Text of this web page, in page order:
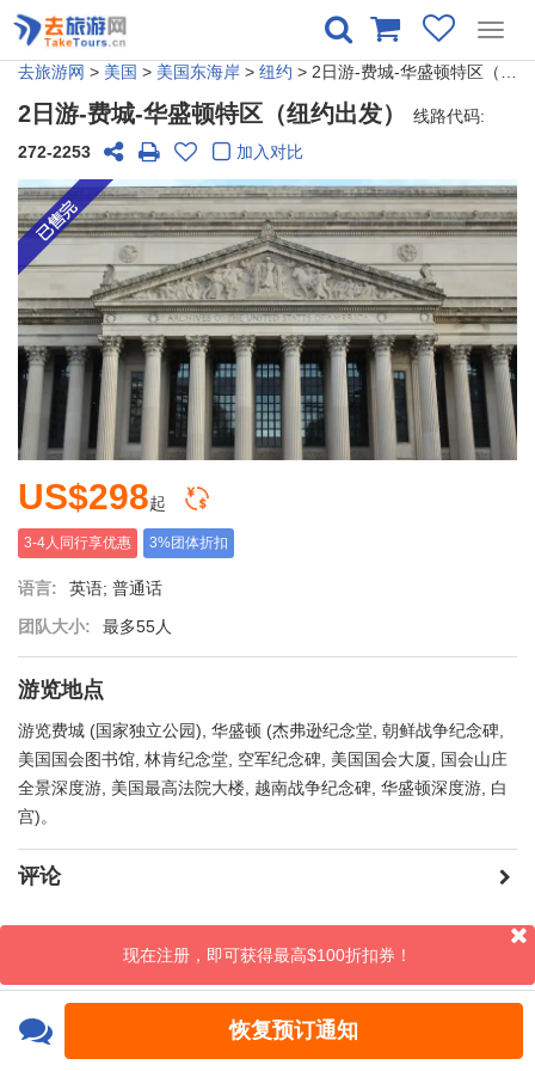
去旅游网 > 美国 > 美国东海岸 > 纽约 > 2日游-费城-华盛顿特区（纽约出发）
2日游-费城-华盛顿特区（纽约出发）
线路代码:
272-2253
加入对比
US$298起
3-4人同行享优惠 3%团体折扣
语言:
英语; 普通话
团队大小:
最多55人
游览地点
游览费城 (国家独立公园), 华盛顿 (杰弗逊纪念堂, 朝鲜战争纪念碑,
美国国会图书馆, 林肯纪念堂, 空军纪念碑, 美国国会大厦, 国会山庄
全景深度游, 美国最高法院大楼, 越南战争纪念碑, 华盛顿深度游, 白
宫)。
评论
恢复预订通知
现在注册，即可获得最高$100折扣券！